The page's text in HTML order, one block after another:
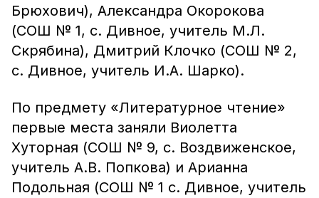
Брюхович), Александра Окорокова
(СОШ № 1, с. Дивное, учитель М.Л.
Скрябина), Дмитрий Клочко (СОШ № 2,
с. Дивное, учитель И.А. Шарко).
По предмету «Литературное чтение»
первые места заняли Виолетта
Хуторная (СОШ № 9, с. Воздвиженское,
учитель А.В. Попкова) и Арианна
Подольная (СОШ № 1 с. Дивное, учитель